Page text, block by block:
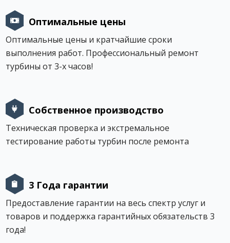
Оптимальные цены
Оптимальные цены и кратчайшие сроки
выполнения работ. Профессиональный ремонт
турбины от 3-х часов!
Собственное производство
Техническая проверка и экстремальное
тестирование работы турбин после ремонта
3 Года гарантии
Предоставление гарантии на весь спектр услуг и
товаров и поддержка гарантийных обязательств 3
года!